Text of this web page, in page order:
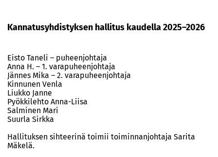
Kannatusyhdistyksen hallitus kaudella 2025–2026
Eisto Taneli – puheenjohtaja
Anna H. – 1. varapuheenjohtaja
Jännes Mika – 2. varapuheenjohtaja
Kinnunen Venla
Liukko Janne
Pyökkilehto Anna-Liisa
Salminen Mari
Suurla Sirkka
Hallituksen sihteerinä toimii toiminnanjohtaja Sarita
Mäkelä.